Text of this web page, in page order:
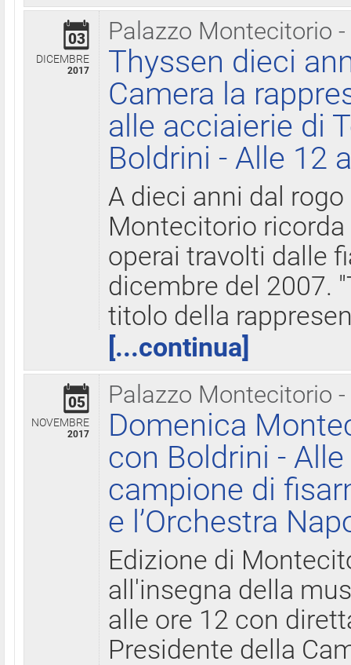
Palazzo Montecitorio
03
DICEMBRE
2017
Thyssen dieci
Camera la
alle acciaierie di
Boldrini - Alle 12
A dieci anni dal
Montecitorio
operai travolti dalle
dicembre del 2007.
titolo della
[...continua]
Palazzo Montecitorio
05
NOVEMBRE
2017
Domenica
con Boldrini -
campione di
e l’Orchestra
Edizione di
all'insegna della
alle ore 12 con
Presidente della